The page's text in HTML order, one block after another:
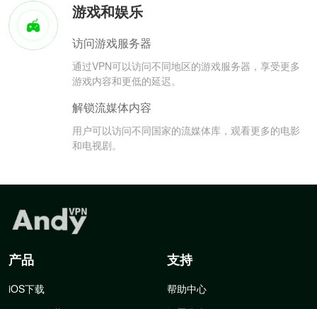
游戏和娱乐
访问游戏服务器
通过VPN可以访问不同地区的游戏服务器，享受更多
游戏内容和更低的延迟。
解锁流媒体内容
用户可以访问不同国家的流媒体库，观看更多的电影
和电视剧。
产品
iOS下载
支持
帮助中心